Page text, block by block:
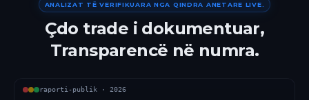
ANALIZAT TË VERIFIKUARA NGA QINDRA ANETARE LIVE.
Çdo trade i dokumentuar,
Transparencë në numra.
raporti-publik · 2026